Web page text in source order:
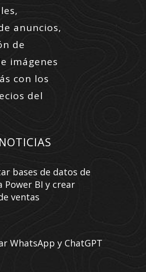
anuncios,
de
imágenes
con los
del
bases de datos de
Power BI y crear
ventas
WhatsApp y ChatGPT